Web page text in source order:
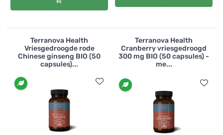
Terranova Health
Vriesgedroogde rode
Chinese ginseng BIO (50
capsules)...
Terranova Health
Cranberry vriesgedroogd
300 mg BIO (50 capsules) -
me...